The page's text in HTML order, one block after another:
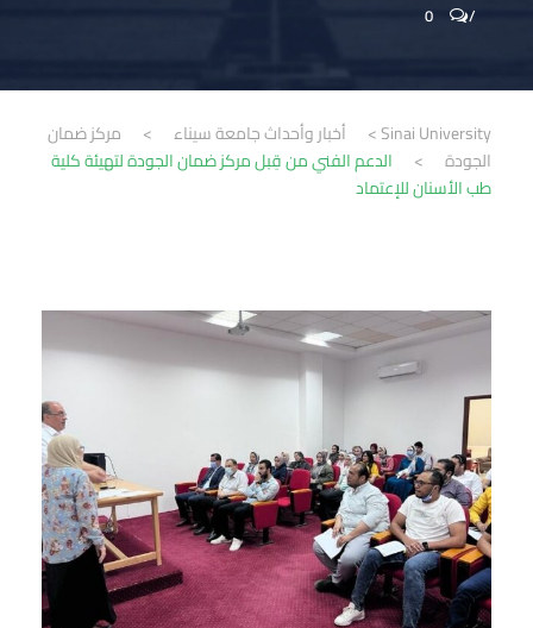
0
Sinai University
> أخبار وأحداث جامعة سيناء >
مركز ضمان
الجودة
>
الدعم الفني من قِبل مركز ضمان الجودة لتهيئة كلية
طب الأسنان للإعتماد